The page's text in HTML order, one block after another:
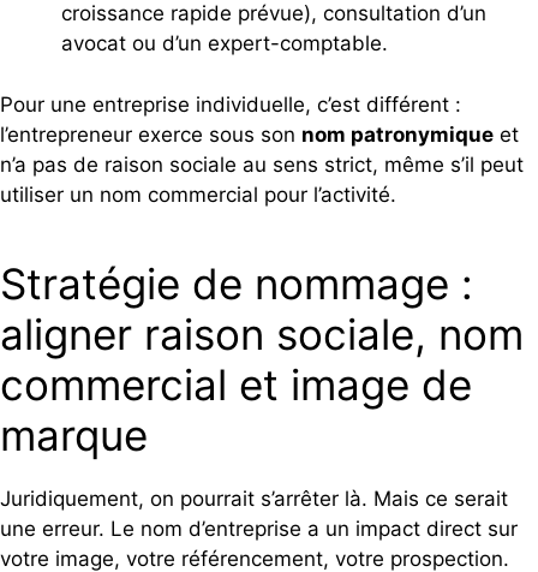
croissance rapide prévue), consultation d’un
avocat ou d’un expert-comptable.
Pour une entreprise individuelle, c’est différent :
l’entrepreneur exerce sous son nom patronymique et
n’a pas de raison sociale au sens strict, même s’il peut
utiliser un nom commercial pour l’activité.
Stratégie de nommage :
aligner raison sociale, nom
commercial et image de
marque
Juridiquement, on pourrait s’arrêter là. Mais ce serait
une erreur. Le nom d’entreprise a un impact direct sur
votre image, votre référencement, votre prospection.